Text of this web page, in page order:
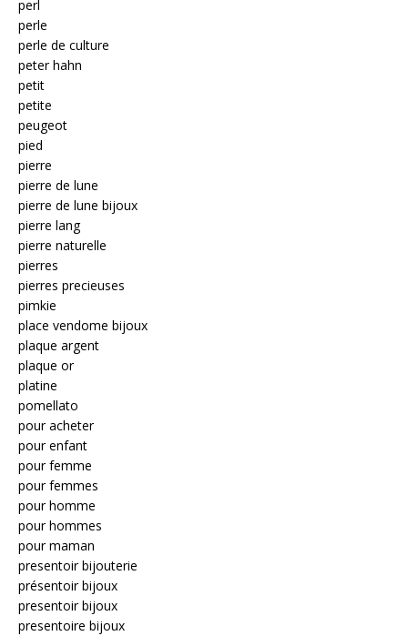
perl
perle
perle de culture
peter hahn
petit
petite
peugeot
pied
pierre
pierre de lune
pierre de lune bijoux
pierre lang
pierre naturelle
pierres
pierres precieuses
pimkie
place vendome bijoux
plaque argent
plaque or
platine
pomellato
pour acheter
pour enfant
pour femme
pour femmes
pour homme
pour hommes
pour maman
presentoir bijouterie
présentoir bijoux
presentoir bijoux
presentoire bijoux